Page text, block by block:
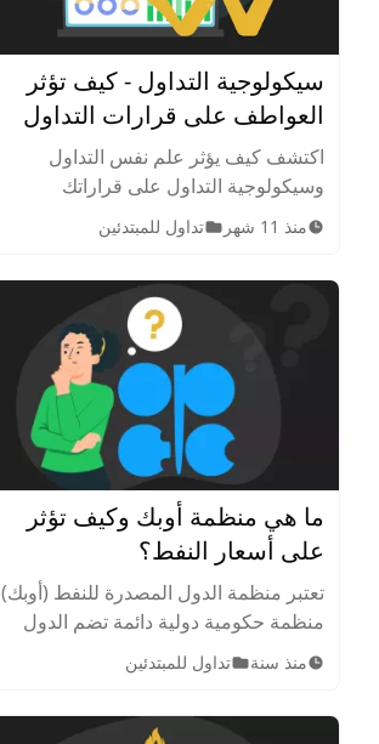
سيكولوجية التداول - كيف تؤثر
العواطف على قرارات التداول
اكتشف كيف يؤثر علم نفس التداول
وسيكولوجية التداول على قراراتك
الاستثمارية، وكيف يساعدك التحكم في
التداول العاطفي على تجنّب الأخطاء
منذ 11 شهر تداول للمبتدئين
ما هي منظمة أوبك وكيف تؤثر
على أسعار النفط؟
تعتبر منظمة الدول المصدرة للنفط (أوبك)
منظمة حكومية دولية دائمة تضم الدول
النامية المصدرة للنفط، تقوم بتنسيق
وتوحيد السياسات النفطية للدول الأعضاء.
منذ سنة تداول للمبتدئين